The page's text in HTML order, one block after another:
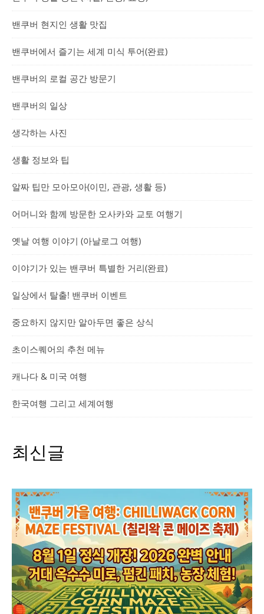
밴쿠버 현지인 생활 맛집
밴쿠버에서 즐기는 세계 미식 투어(완료)
밴쿠버의 로컬 공간 방문기
밴쿠버의 일상
생각하는 사진
생활 정보와 팁
알짜 팁만 모아모아(이민, 관광, 생활 등)
어머니와 함께 방문한 오사카와 교토 여행기
옛날 여행 이야기 (아날로그 여행)
이야기가 있는 밴쿠버 특별한 거리(완료)
일상에서 탈출! 밴쿠버 이벤트
중요하지 않지만 알아두면 좋은 상식
초이스퀘어의 추천 메뉴
캐나다 & 미국 여행
한국여행 그리고 세계여행
최신글